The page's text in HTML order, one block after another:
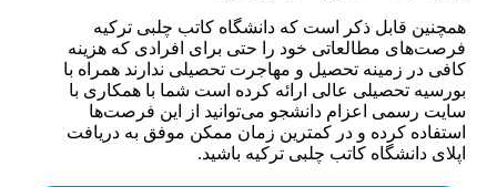
همچنین قابل ذکر است که دانشگاه کاتب چلبی ترکیه
فرصت‌های مطالعاتی خود را حتی برای افرادی که هزینه
کافی در زمینه تحصیل و مهاجرت تحصیلی ندارند همراه با
بورسیه تحصیلی عالی ارائه کرده است شما با همکاری با
سایت رسمی اعزام دانشجو می‌توانید از این فرصت‌ها
استفاده کرده و در کمترین زمان ممکن موفق به دریافت
اپلای دانشگاه کاتب چلبی ترکیه باشید.